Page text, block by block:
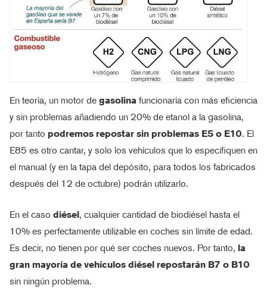
En teoría, un motor de gasolina funcionaría con más eficiencia
y sin problemas añadiendo un 20% de etanol a la gasolina,
por tanto podremos repostar sin problemas E5 o E10. El
E85 es otro cantar, y solo los vehículos que lo especifiquen en
el manual (y en la tapa del depósito, para todos los fabricados
después del 12 de octubre) podrán utilizarlo.
En el caso diésel, cualquier cantidad de biodiésel hasta el
10% es perfectamente utilizable en coches sin límite de edad.
Es decir, no tienen por qué ser coches nuevos. Por tanto, la
gran mayoría de vehículos diésel repostarán B7 o B10
sin ningún problema.